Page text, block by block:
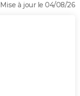
Mise à jour le 04/08/26